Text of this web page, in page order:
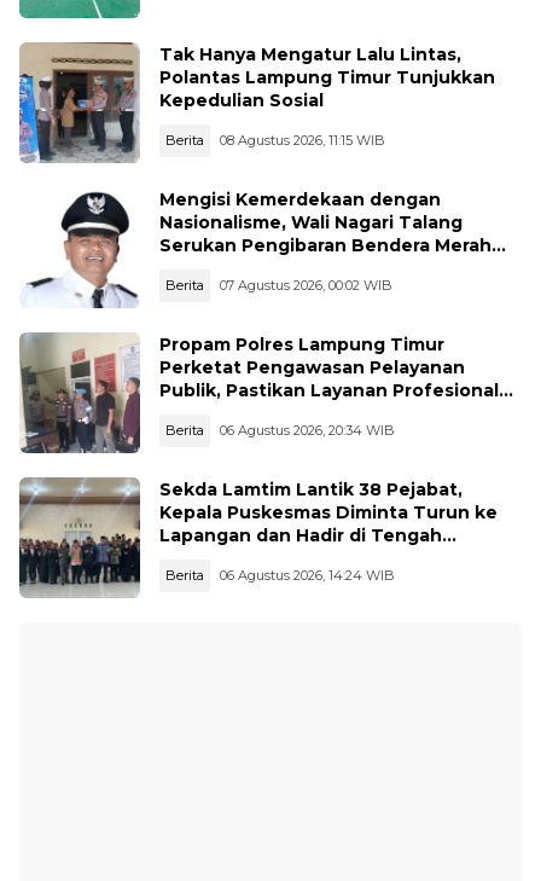
Tak Hanya Mengatur Lalu Lintas,
Polantas Lampung Timur Tunjukkan
Kepedulian Sosial
Berita 08 Agustus 2026, 11:15 WIB
Mengisi Kemerdekaan dengan
Nasionalisme, Wali Nagari Talang
Serukan Pengibaran Bendera Merah
Berita 07 Agustus 2026, 00:02 WIB
Propam Polres Lampung Timur
Perketat Pengawasan Pelayanan
Publik, Pastikan Layanan Profesional
Berita 06 Agustus 2026, 20:34 WIB
Sekda Lamtim Lantik 38 Pejabat,
Kepala Puskesmas Diminta Turun ke
Lapangan dan Hadir di Tengah
Berita 06 Agustus 2026, 14:24 WIB